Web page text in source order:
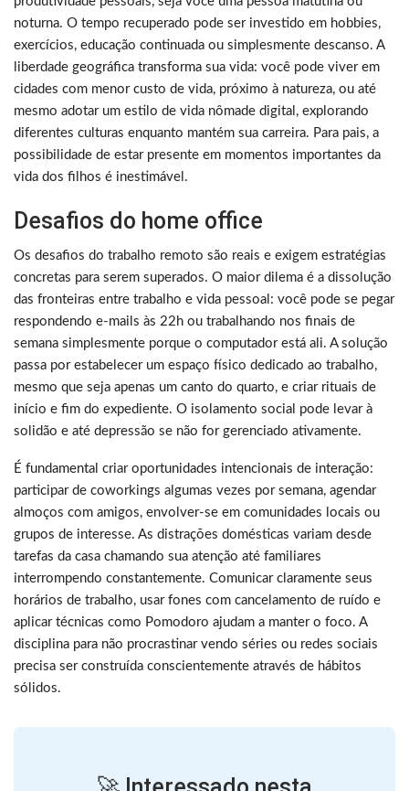
noturna. O tempo recuperado pode ser investido em hobbies,
exercícios, educação continuada ou simplesmente descanso. A
liberdade geográfica transforma sua vida: você pode viver em
cidades com menor custo de vida, próximo à natureza, ou até
mesmo adotar um estilo de vida nômade digital, explorando
diferentes culturas enquanto mantém sua carreira. Para pais, a
possibilidade de estar presente em momentos importantes da
vida dos filhos é inestimável.
Desafios do home office
Os desafios do trabalho remoto são reais e exigem estratégias
concretas para serem superados. O maior dilema é a dissolução
das fronteiras entre trabalho e vida pessoal: você pode se pegar
respondendo e-mails às 22h ou trabalhando nos finais de
semana simplesmente porque o computador está ali. A solução
passa por estabelecer um espaço físico dedicado ao trabalho,
mesmo que seja apenas um canto do quarto, e criar rituais de
início e fim do expediente. O isolamento social pode levar à
solidão e até depressão se não for gerenciado ativamente.
É fundamental criar oportunidades intencionais de interação:
participar de coworkings algumas vezes por semana, agendar
almoços com amigos, envolver-se em comunidades locais ou
grupos de interesse. As distrações domésticas variam desde
tarefas da casa chamando sua atenção até familiares
interrompendo constantemente. Comunicar claramente seus
horários de trabalho, usar fones com cancelamento de ruído e
aplicar técnicas como Pomodoro ajudam a manter o foco. A
disciplina para não procrastinar vendo séries ou redes sociais
precisa ser construída conscientemente através de hábitos
sólidos.